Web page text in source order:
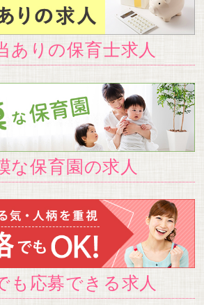
ありの保育士求人
な保育園の求人
も応募できる求人